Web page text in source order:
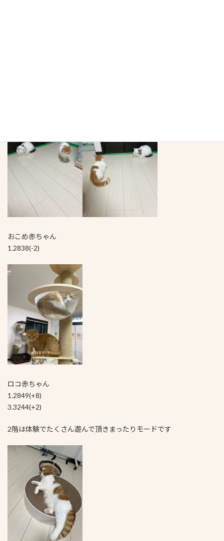
おこめ赤ちゃん
1.2838(-2)
ロコ赤ちゃん
1.2849(+8)
3.3244(+2)
2階は体験でたくさん遊んで頂きまったりモードです